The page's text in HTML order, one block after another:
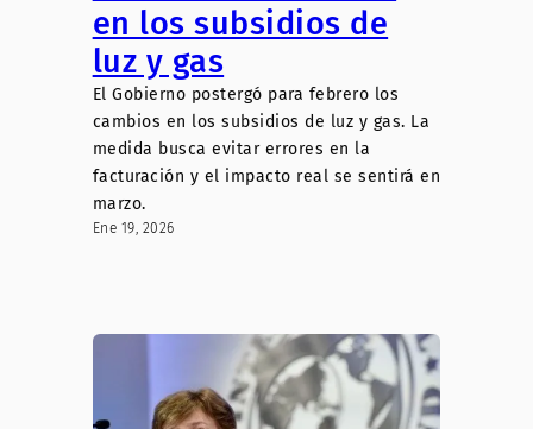
en los subsidios de
luz y gas
El Gobierno postergó para febrero los
cambios en los subsidios de luz y gas. La
medida busca evitar errores en la
facturación y el impacto real se sentirá en
marzo.
Ene 19, 2026